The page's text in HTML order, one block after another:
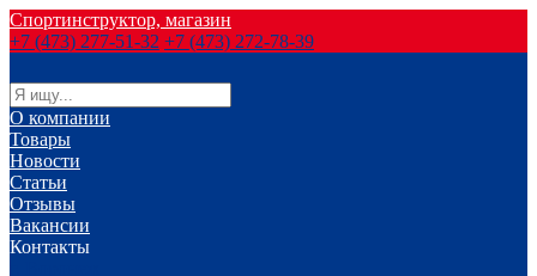
Спортинструктор, магазин
+7 (473) 277-51-32 +7 (473) 272-78-39
О компании
Товары
Новости
Статьи
Отзывы
Вакансии
Контакты